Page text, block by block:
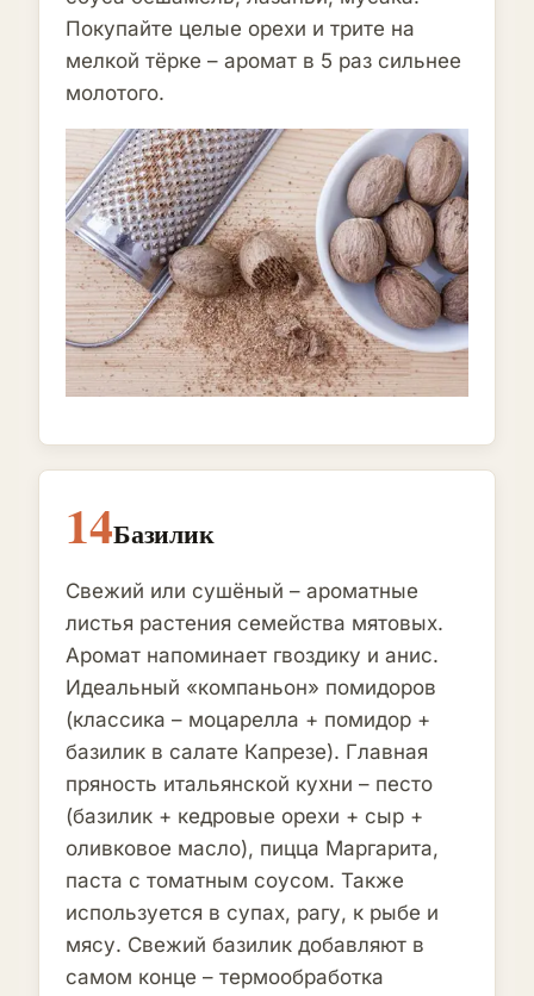
Покупайте целые орехи и трите на
мелкой тёрке – аромат в 5 раз сильнее
молотого.
14Базилик
Свежий или сушёный – ароматные
листья растения семейства мятовых.
Аромат напоминает гвоздику и анис.
Идеальный «компаньон» помидоров
(классика – моцарелла + помидор +
базилик в салате Капрезе). Главная
пряность итальянской кухни – песто
(базилик + кедровые орехи + сыр +
оливковое масло), пицца Маргарита,
паста с томатным соусом. Также
используется в супах, рагу, к рыбе и
мясу. Свежий базилик добавляют в
самом конце – термообработка